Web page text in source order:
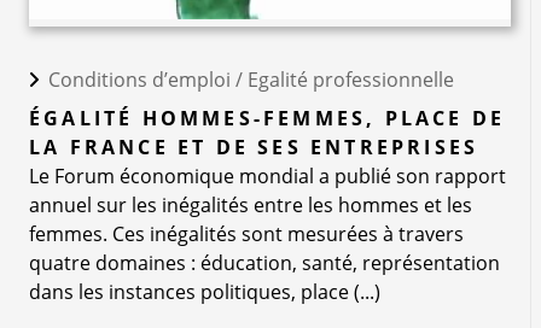
Conditions d’emploi / Egalité professionnelle
ÉGALITÉ HOMMES-FEMMES, PLACE DE
LA FRANCE ET DE SES ENTREPRISES
Le Forum économique mondial a publié son rapport
annuel sur les inégalités entre les hommes et les
femmes. Ces inégalités sont mesurées à travers
quatre domaines : éducation, santé, représentation
dans les instances politiques, place (...)